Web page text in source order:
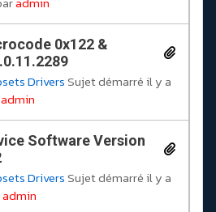
0x122 &
DriversSujet démarré il y a
admin
Software Version
DriversSujet démarré il y a
admin